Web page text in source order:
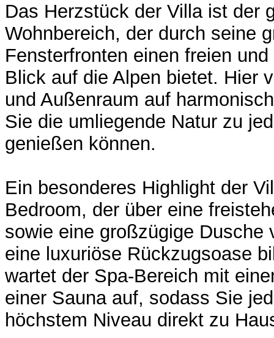
Das Herzstück der Villa ist der
Wohnbereich, der durch seine
Fensterfronten einen freien
Blick auf die Alpen bietet. Hier
und Außenraum auf
Sie die umliegende Natur zu
genießen können.
Ein besonderes Highlight der
Bedroom, der über eine
sowie eine großzügige Dusche
eine luxuriöse Rückzugsoase
wartet der Spa-Bereich mit
einer Sauna auf, sodass Sie
höchstem Niveau direkt zu